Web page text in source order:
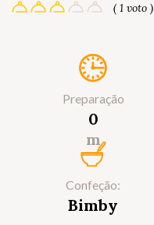
( 1 voto )
Preparação
0
m
Confeção:
Bimby